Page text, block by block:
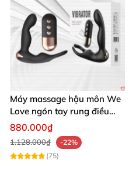
Máy massage hậu môn We
Love ngón tay rung điều
khiển từ xa thoải mái cực
880.000₫
1.128.000₫
-22%
(75)